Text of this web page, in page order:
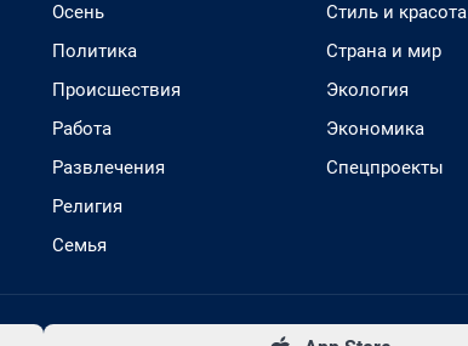
Осень
Политика
Происшествия
Работа
Развлечения
Религия
Семья
Стиль и красота
Страна и мир
Экология
Экономика
Спецпроекты